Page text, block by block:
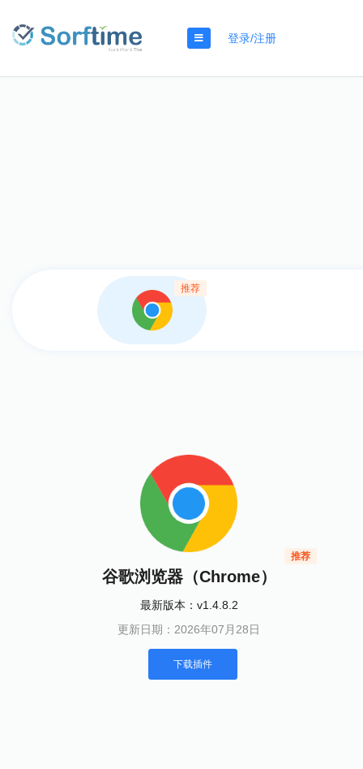
登录/注册
推荐
谷歌浏览器（Chrome）
推荐
最新版本：v1.4.8.2
更新日期：2026年07月28日
下载插件